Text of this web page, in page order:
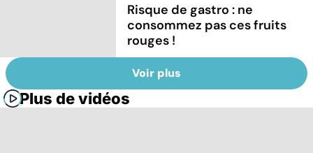
Risque de gastro : ne
consommez pas ces fruits
rouges !
Voir plus
Plus de vidéos